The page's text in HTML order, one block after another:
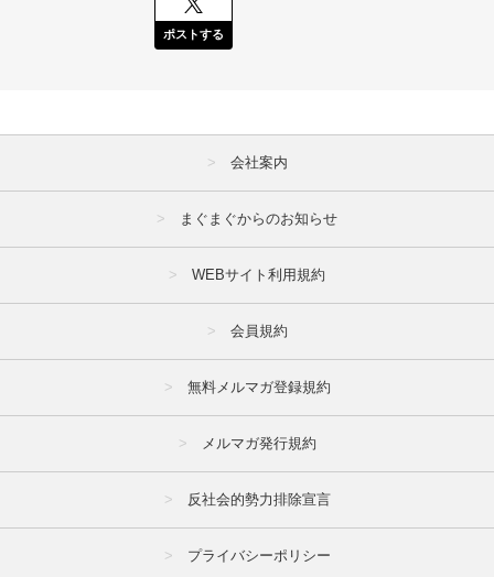
ポストする
会社案内
まぐまぐからのお知らせ
WEBサイト利用規約
会員規約
無料メルマガ登録規約
メルマガ発行規約
反社会的勢力排除宣言
プライバシーポリシー